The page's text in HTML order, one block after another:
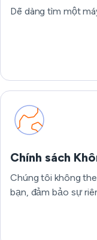
Dễ dàng tìm một
Chính sách
Chúng tôi không
bạn, đảm bảo sự